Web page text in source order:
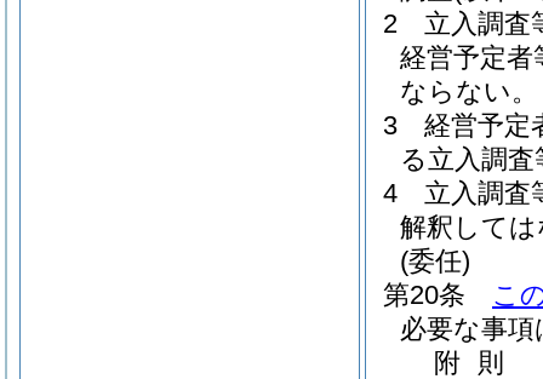
2
立入調査
経営予定
ならない。
3
経営予定
る立入調
4
立入調査
解釈して
(委任)
第20条
こ
必要な事
附 則